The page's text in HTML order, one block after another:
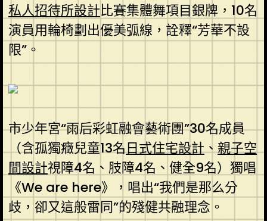
私人招待所設計比賽集體舞項目銀牌，10名
演員用輪椅劃出優美弧線，詮釋“芳華不設
限”。
市少年宮“雨后彩虹融會藝術團”30名成員
（含孤獨癥兒童13名日式住宅設計、親子空
間設計視障4名、肢障4名、健全9名）獨唱
《We are here》，唱出“我們是那么分
歧，卻又這般雷同”的殘健共融理念。